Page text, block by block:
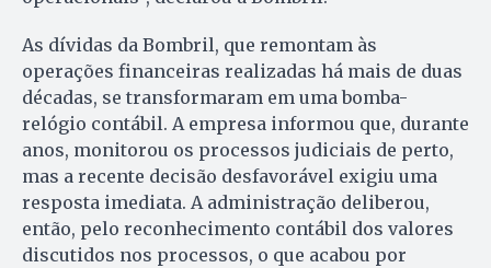
As dívidas da Bombril, que remontam às
operações financeiras realizadas há mais de duas
décadas, se transformaram em uma bomba-
relógio contábil. A empresa informou que, durante
anos, monitorou os processos judiciais de perto,
mas a recente decisão desfavorável exigiu uma
resposta imediata. A administração deliberou,
então, pelo reconhecimento contábil dos valores
discutidos nos processos, o que acabou por